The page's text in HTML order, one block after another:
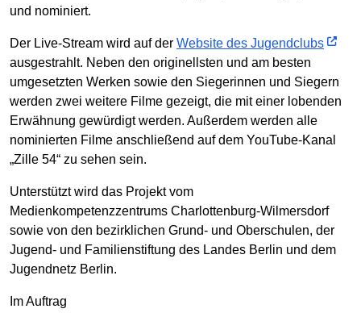
und nominiert.
Der Live-Stream wird auf der Website des Jugendclubs
ausgestrahlt. Neben den originellsten und am besten
umgesetzten Werken sowie den Siegerinnen und Siegern
werden zwei weitere Filme gezeigt, die mit einer lobenden
Erwähnung gewürdigt werden. Außerdem werden alle
nominierten Filme anschließend auf dem YouTube-Kanal
„Zille 54“ zu sehen sein.
Unterstützt wird das Projekt vom
Medienkompetenzzentrums Charlottenburg-Wilmersdorf
sowie von den bezirklichen Grund- und Oberschulen, der
Jugend- und Familienstiftung des Landes Berlin und dem
Jugendnetz Berlin.
Im Auftrag